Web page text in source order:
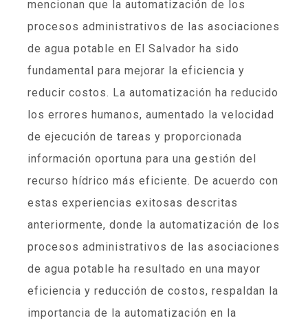
mencionan que la automatización de los
procesos administrativos de las asociaciones
de agua potable en El Salvador ha sido
fundamental para mejorar la eficiencia y
reducir costos. La automatización ha reducido
los errores humanos, aumentado la velocidad
de ejecución de tareas y proporcionada
información oportuna para una gestión del
recurso hídrico más eficiente. De acuerdo con
estas experiencias exitosas descritas
anteriormente, donde la automatización de los
procesos administrativos de las asociaciones
de agua potable ha resultado en una mayor
eficiencia y reducción de costos, respaldan la
importancia de la automatización en la